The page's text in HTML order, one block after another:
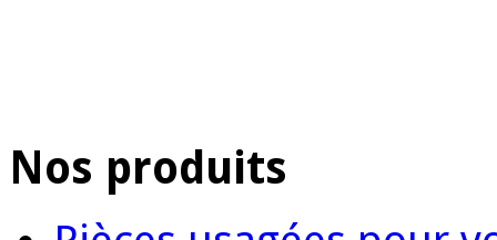
Nos produits